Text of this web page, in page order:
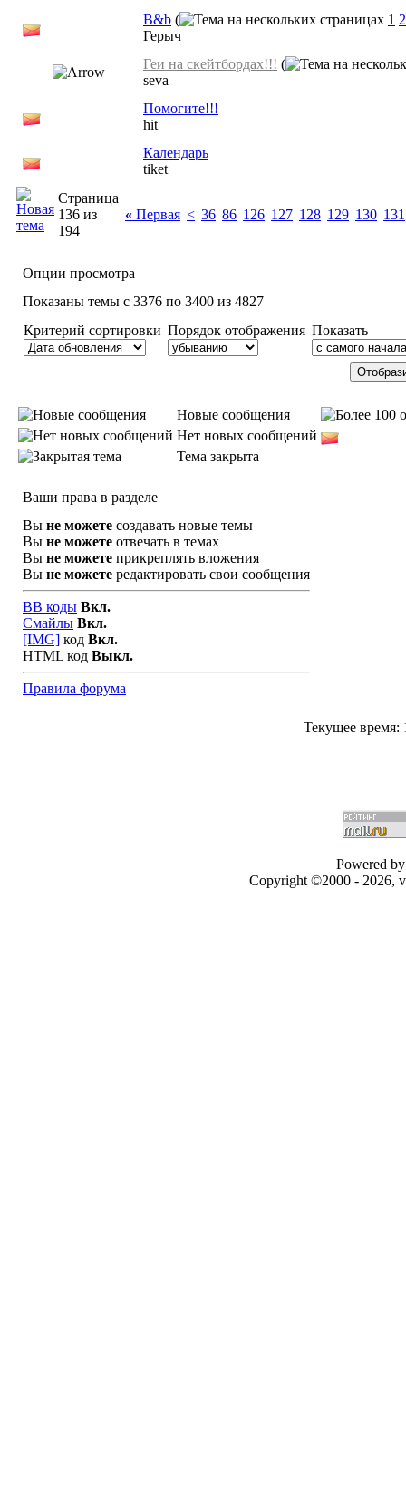
B&b ( 1 2
Герыч
Геи на скейтбордах!!! (
seva
Помогите!!!
hit
Календарь
tiket
Страница
136 из
194
« Первая < 36 86 126 127 128 129 130 131
Опции просмотра
Показаны темы с 3376 по 3400 из 4827
Критерий сортировки Порядок отображения Показать
Новые сообщения
Нет новых сообщений
Тема закрыта
Ваши права в разделе
Вы не можете создавать новые темы
Вы не можете отвечать в темах
Вы не можете прикреплять вложения
Вы не можете редактировать свои сообщения
BB коды Вкл.
Смайлы Вкл.
[IMG] код Вкл.
HTML код Выкл.
Правила форума
Текущее время:
Powered
Copyright ©2000 - 2026,